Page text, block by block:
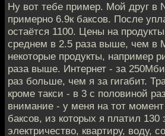
Ну вот тебе пример. Мой друг в
примерно 6.9к баксов. После
остаётся 1100. Цены на
среднем в 2.5 раза выше, чем в
некоторые продукты, например
раза выше. Интернет - за
раз больше, чем я за гигабит.
кроме такси - в 3 с половиной
внимание - у меня на тот
баксов, из которых я платил 130
электричество, квартиру, воду,